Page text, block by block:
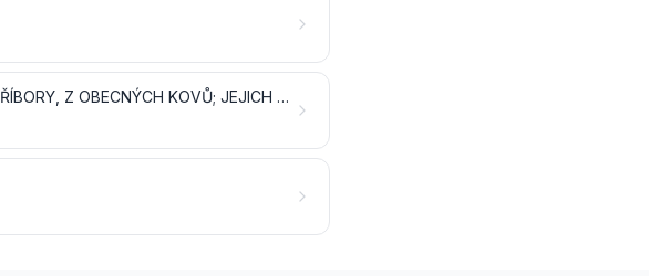
NÁSTROJE, NÁŘADÍ, NÁČINÍ, NOŽÍŘSKÉ VÝROBKY A PŘÍBORY, Z OBECNÝCH KOVŮ; JEJICH ČÁSTI A SOUČÁSTI Z OBECNÝCH KOVŮ